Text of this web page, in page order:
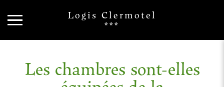
Logis Clermotel
***
Les chambres sont-elles